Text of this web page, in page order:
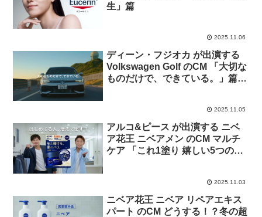
生」篇
2025.11.06
ディーン・フジオカ が出演する
Volkswagen Golf のCM 「大切な
ものだけで、できている。」篇。
2025.11.05
アルコ&ピース が出演する ニベ
ア花王 ニベアメン のCM マルチ
ケア 「これ1塗り 嬉しい5つの効
2025.11.03
ニベア花王 ニベア リペアエキス
パート のCM どうする！？冬の超